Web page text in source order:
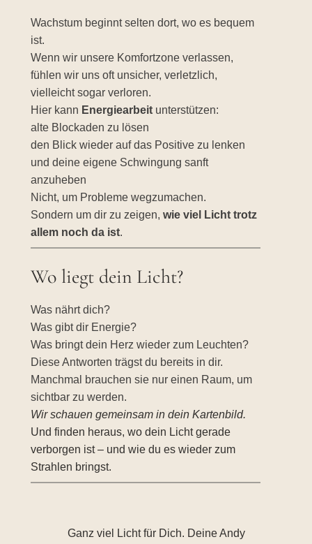
Wachstum beginnt selten dort, wo es bequem
ist.
Wenn wir unsere Komfortzone verlassen,
fühlen wir uns oft unsicher, verletzlich,
vielleicht sogar verloren.
Hier kann Energiearbeit unterstützen:
alte Blockaden zu lösen
den Blick wieder auf das Positive zu lenken
und deine eigene Schwingung sanft
anzuheben
Nicht, um Probleme wegzumachen.
Sondern um dir zu zeigen, wie viel Licht trotz
allem noch da ist.
Wo liegt dein Licht?
Was nährt dich?
Was gibt dir Energie?
Was bringt dein Herz wieder zum Leuchten?
Diese Antworten trägst du bereits in dir.
Manchmal brauchen sie nur einen Raum, um
sichtbar zu werden.
Wir schauen gemeinsam in dein Kartenbild.
Und finden heraus, wo dein Licht gerade
verborgen ist – und wie du es wieder zum
Strahlen bringst.
Ganz viel Licht für Dich. Deine Andy